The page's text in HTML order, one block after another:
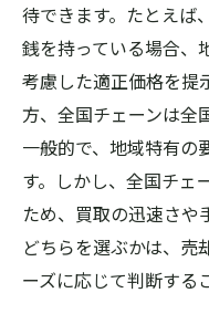
待できます。たとえば
銭を持っている場合、
考慮した適正価格を提
方、全国チェーンは全
一般的で、地域特有の
す。しかし、全国チェ
ため、買取の迅速さや
どちらを選ぶかは、売
ーズに応じて判断する